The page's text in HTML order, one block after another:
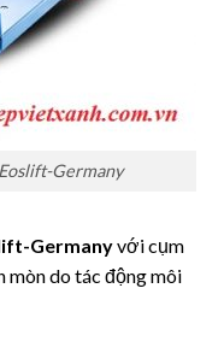
Germany
Germanyvới cụm
do tác động môi